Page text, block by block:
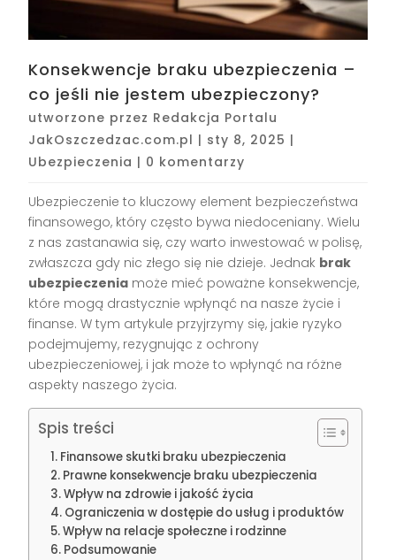
Konsekwencje braku ubezpieczenia –
co jeśli nie jestem ubezpieczony?
utworzone przez Redakcja Portalu
JakOszczedzac.com.pl | sty 8, 2025 |
Ubezpieczenia | 0 komentarzy
Ubezpieczenie to kluczowy element bezpieczeństwa
finansowego, który często bywa niedoceniany. Wielu
z nas zastanawia się, czy warto inwestować w polisę,
zwłaszcza gdy nic złego się nie dzieje. Jednak brak
ubezpieczenia może mieć poważne konsekwencje,
które mogą drastycznie wpłynąć na nasze życie i
finanse. W tym artykule przyjrzymy się, jakie ryzyko
podejmujemy, rezygnując z ochrony
ubezpieczeniowej, i jak może to wpłynąć na różne
aspekty naszego życia.
Spis treści
Finansowe skutki braku ubezpieczenia
Prawne konsekwencje braku ubezpieczenia
Wpływ na zdrowie i jakość życia
Ograniczenia w dostępie do usług i produktów
Wpływ na relacje społeczne i rodzinne
Podsumowanie